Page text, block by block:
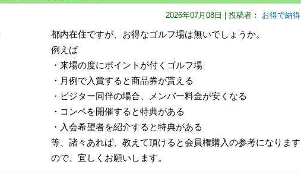
2026年07月08日 | 投稿者： お得で納得
都内在住ですが、お得なゴルフ場は無いでしょうか。
例えば
・来場の度にポイントが付くゴルフ場
・月例で入賞すると商品券が貰える
・ビジター同伴の場合、メンバー料金が安くなる
・コンペを開催すると特典がある
・入会希望者を紹介すると特典がある
等、諸々あれば、教えて頂けると会員権購入の参考になります
ので、宜しくお願いします。